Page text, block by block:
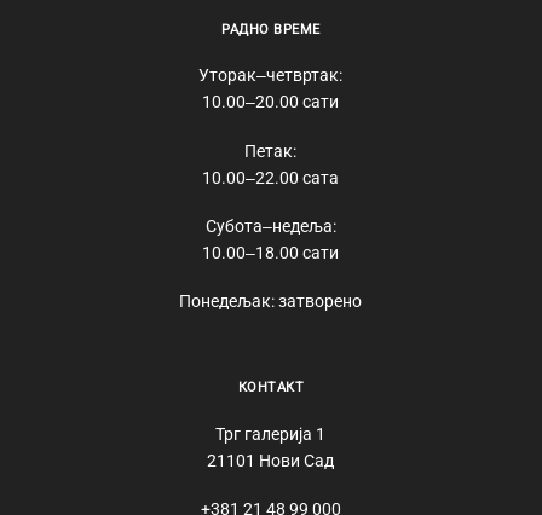
РАДНО ВРЕМЕ
Уторак‒четвртак:
10.00‒20.00 сати
Петак:
10.00‒22.00 сата
Субота‒недеља:
10.00‒18.00 сати
Понедељак: затворено
КОНТАКТ
Трг галерија 1
21101 Нови Сад
+381 21 48 99 000